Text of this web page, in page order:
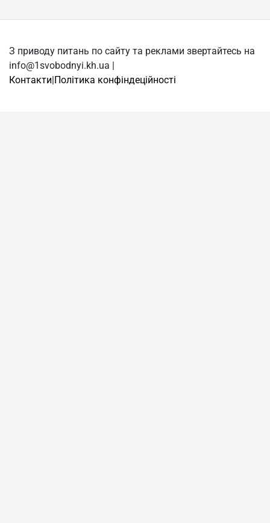
З приводу питань по сайту та реклами звертайтесь на
info@1svobodnyi.kh.ua |
Контакти|Політика конфіндеційності